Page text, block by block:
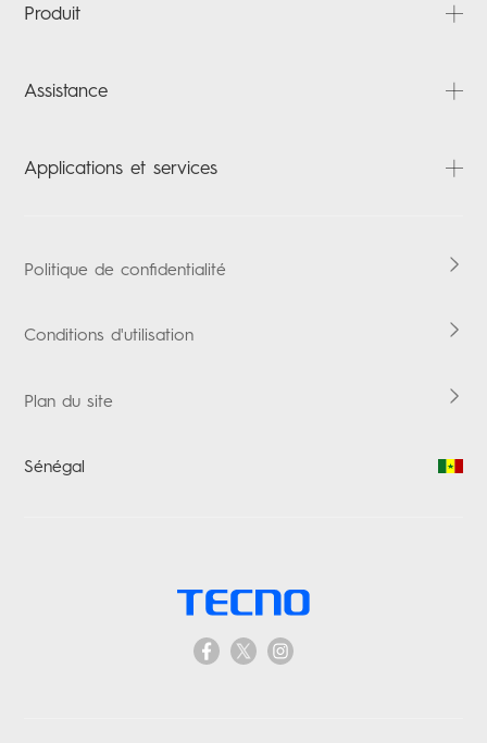
Produit
Tablettes
Assistance
Vérification de la garantie
Applications et services
Boomplay Music
Politique de confidentialité
Conditions d'utilisation
Plan du site
Sénégal